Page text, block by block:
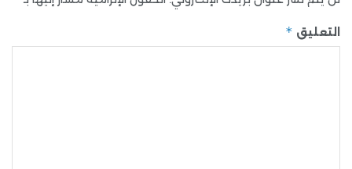
التعليق *